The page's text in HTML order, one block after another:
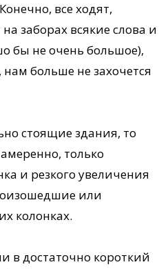
все ходят,
заборах всякие слова и
бы не очень большое),
больше не захочется
стоящие здания, то
только
и резкого увеличения
или
колонках.
в достаточно короткий